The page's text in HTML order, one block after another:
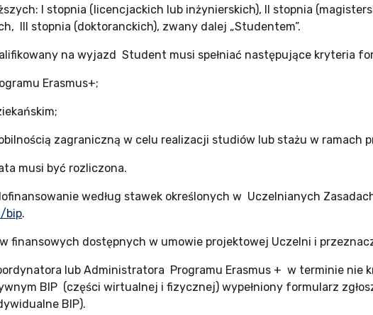
I stopnia (licencjackich lub inżynierskich), II stopnia
III stopnia (doktoranckich), zwany dalej „Studentem”.
na wyjazd Student musi spełniać następujące kryteria
Erasmus+;
zagraniczną w celu realizacji studiów lub stażu w ramach
musi być rozliczona.
według stawek określonych w Uczelnianych
bip.
finansowych dostępnych w umowie projektowej Uczelni i
lub Administratora Programu Erasmus + w terminie nie
BIP (części wirtualnej i fizycznej) wypełniony formularz
BIP).